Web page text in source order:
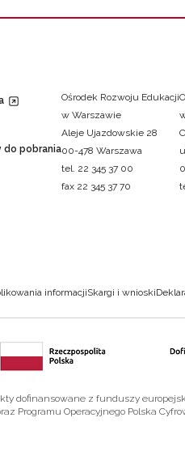
do pobrania
Ośrodek Rozwoju Edukacji
w Warszawie
Aleje Ujazdowskie 28
00-478 Warszawa
tel. 22 345 37 00
fax 22 345 37 70
informacjiSkargi i wnioski
dofinansowane z funduszy
Programu Operacyjnego Polska